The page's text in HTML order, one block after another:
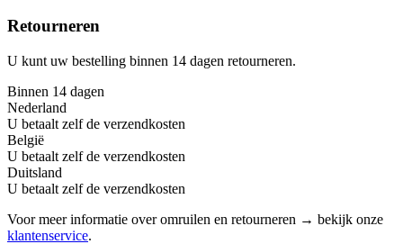
Retourneren
U kunt uw bestelling binnen 14 dagen retourneren.
Binnen 14 dagen
Nederland
U betaalt zelf de verzendkosten
België
U betaalt zelf de verzendkosten
Duitsland
U betaalt zelf de verzendkosten
Voor meer informatie over omruilen en retourneren → bekijk onze
klantenservice.